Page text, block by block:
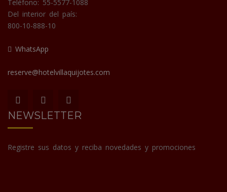
Teléfono: 55-5577-1088
Del interior del país:
800-10-888-10
WhatsApp
reserve@hotelvillaquijotes.com
NEWSLETTER
Registre sus datos y reciba novedades y promociones